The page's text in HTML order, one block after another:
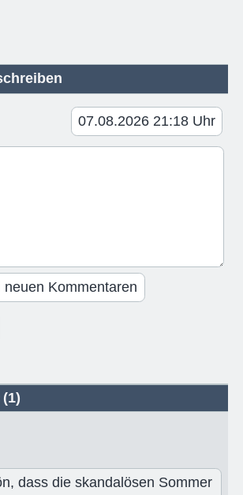
07.08.2026 21:18 Uhr
neuen Kommentaren
dass die skandalösen Sommer